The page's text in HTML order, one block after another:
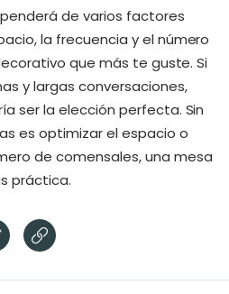
de varios factores
la frecuencia y el número
que más te guste. Si
y largas conversaciones,
ser la elección perfecta. Sin
es optimizar el espacio o
de comensales, una mesa
práctica.